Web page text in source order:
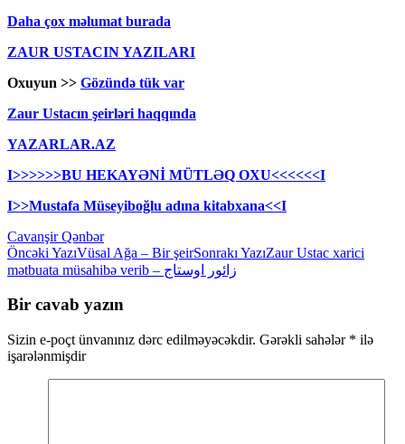
Daha çox məlumat burada
ZAUR USTACIN YAZILARI
Oxuyun >> Gözündə tük var
Zaur Ustacın şeirləri haqqında
YAZARLAR.AZ
I>>>>>>BU HEKAYƏNİ MÜTLƏQ OXU<<<<<<I
I>>Mustafa Müseyiboğlu adına kitabxana<<I
Cavanşir Qənbər
Yazılar
üzrə
naviqasiya
Öncəki YazıVüsal Ağa – Bir şeirSonrakı YazıZaur Ustac xarici
mətbuata müsahibə verib – زائور اوستاج
Bir cavab yazın
Sizin e-poçt ünvanınız dərc edilməyəcəkdir. Gərəkli sahələr * ilə
işarələnmişdir